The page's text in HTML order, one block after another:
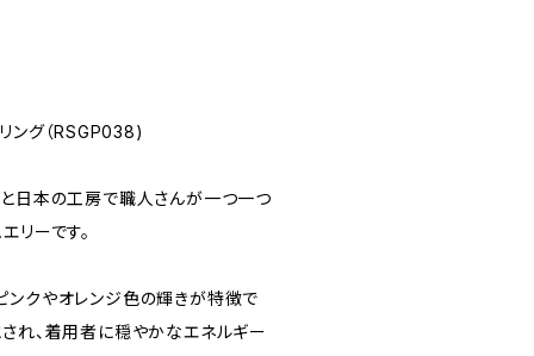
ング（RSGP038)
と日本の工房で職人さんが一つ一つ
リーです。
ンクやオレンジ色の輝きが特徴で
れ、着用者に穏やかなエネルギー